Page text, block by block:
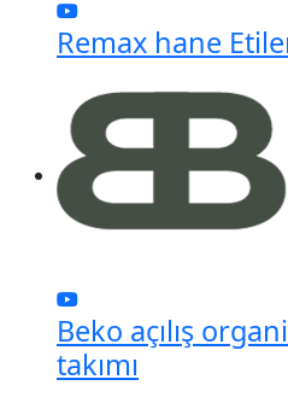
Remax hane Etiler
Beko açılış
takımı